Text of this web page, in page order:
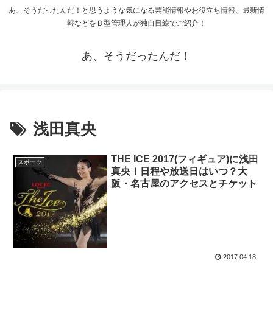
あ、そうだったんだ！と思うような気になる芸能情報やお役立ち情報、最新情
報などをＢ型管理人が独自目線でご紹介！
あ、そうだったんだ！
浅田真央
スポーツ
THE ICE 2017(フィギュア)に浅田
真央！日程や放送日はいつ？大
阪・名古屋のアクセスとチケット
2017.04.18